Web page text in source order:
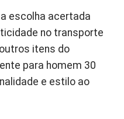
escolha acertada
no transporte
itens do
para homem 30
e estilo ao